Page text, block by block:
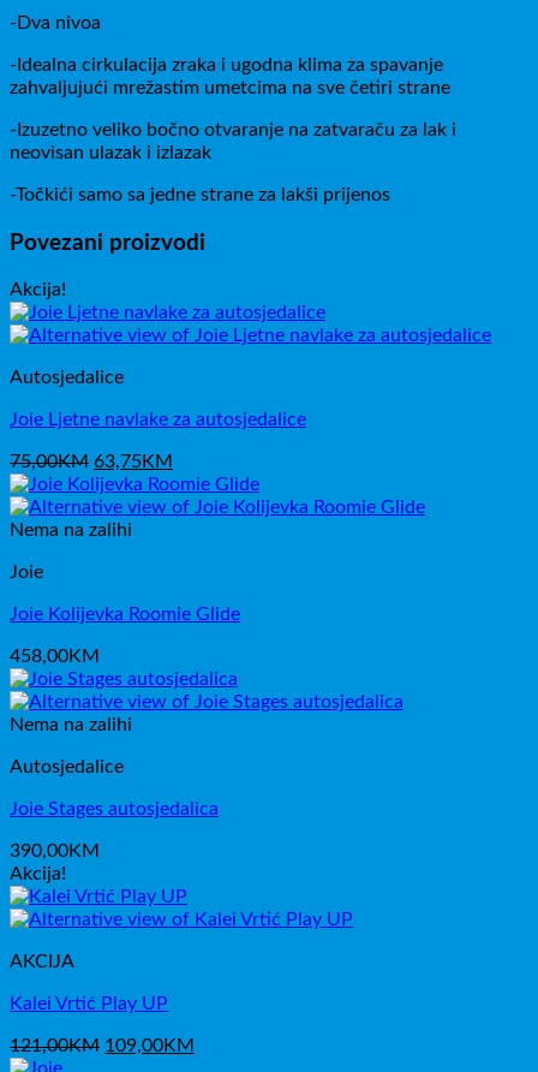
-Dva nivoa
-Idealna cirkulacija zraka i ugodna klima za spavanje
zahvaljujući mrežastim umetcima na sve četiri strane
-Izuzetno veliko bočno otvaranje na zatvaraču za lak i
neovisan ulazak i izlazak
-Točkići samo sa jedne strane za lakši prijenos
Povezani proizvodi
Akcija!
Autosjedalice
Joie Ljetne navlake za autosjedalice
75,00KM Izvorna
cijena
bila
je:
63,75KM
cijena
je:
Nema na zalihi
Joie
Joie Kolijevka Roomie Glide
458,00KM
Nema na zalihi
Autosjedalice
Joie Stages autosjedalica
390,00KM
Akcija!
AKCIJA
Kalei Vrtić Play UP
121,00KM Izvorna
109,00KM